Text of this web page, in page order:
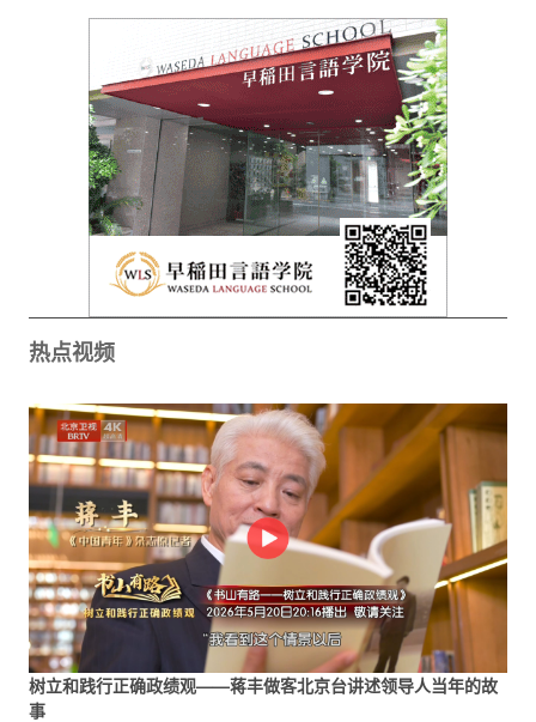
热点视频
树立和践行正确政绩观——蒋丰做客北京台讲述领导人当年的故
事